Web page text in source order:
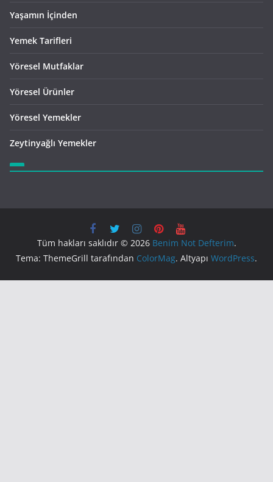
Yaşamın İçinden
Yemek Tarifleri
Yöresel Mutfaklar
Yöresel Ürünler
Yöresel Yemekler
Zeytinyağlı Yemekler
Tüm hakları saklıdır © 2026 Benim Not Defterim.
Tema: ThemeGrill tarafından ColorMag. Altyapı WordPress.